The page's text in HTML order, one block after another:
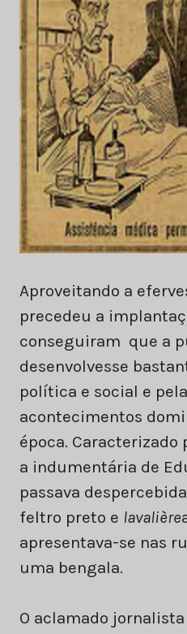
Aproveitando a
precedeu a
conseguiram que a
desenvolvesse
política e social e
acontecimentos
época.
a indumentária de
passava
feltro preto e lavalière
apresentava-se nas
uma bengala.
O aclamado